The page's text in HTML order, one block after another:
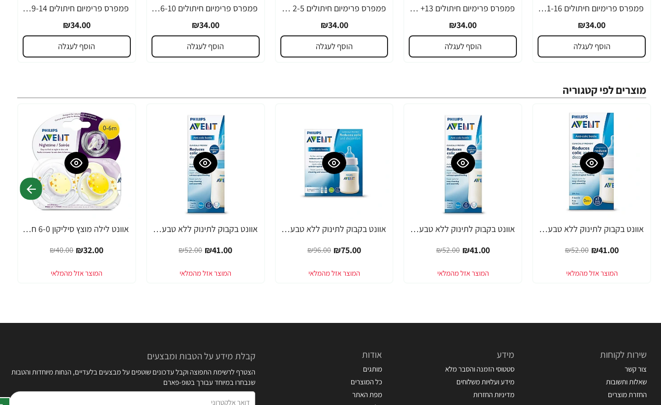
פמפרס פרימיום חיתולים 11-16 ק"ג - שלב 5
₪34.00
הוסף לעגלה
פמפרס פרימיום חיתולים 13+ ק"ג - שלב 6
₪34.00
הוסף לעגלה
פמפרס פרימיום חיתולים 2-5 ק"ג - שלב 1
₪34.00
הוסף לעגלה
פמפרס פרימיום חיתולים 6-10 ק"ג - שלב 3
₪34.00
הוסף לעגלה
פמפרס פרימיום חיתולים 9-14 ק"ג - שלב 4
₪34.00
הוסף לעגלה
מוצרים לפי קטגוריה
-21%
אוונט בקבוק לתינוק ללא טבעת 125 מ"ל (0 חודש+) 1 יחידה - מבית Philips Avent
₪41.00
₪52.00
-21%
אוונט בקבוק לתינוק ללא טבעת 260 מ"ל (1 חודש+) 1 יחידה - מבית Philips Avent
₪41.00
₪52.00
-22%
אוונט בקבוק לתינוק ללא טבעת 260 מ"ל ליחידה (1 חודש+) 2 יחידות - מבית Philips Avent
₪75.00
₪96.00
-21%
אוונט בקבוק לתינוק ללא טבעת 330 מ"ל (3 חודש+) 1 יחידה - מבית Philips Avent
₪41.00
₪52.00
-20%
אוונט לילה מוצץ סיליקון 6-0 חודשים 2 יחידות - מבית Philips Avent
₪32.00
₪40.00
שירות לקוחות
צור קשר
שאלות ותשובות
החזרת מוצרים
מידע
סטטוסי הזמנה והסבר מלא
מידע ועלויות משלוחים
מדיניות החזרות
אודות
מותגים
כל המוצרים
מפת האתר
קבלת מידע על הטבות ומבצעים
הצטרף לרשימת התפוצה וקבל עדכונים שוטפים על מבצעים בלעדיים, הנחות מיוחדות והטבות
שנבחרו במיוחד עבורך בטופ-פארם